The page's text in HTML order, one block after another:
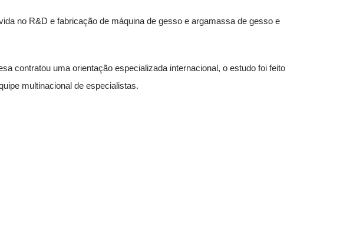
no R&D e fabricação de máquina de gesso e argamassa de gesso e
contratou uma orientação especializada internacional, o estudo foi feito
multinacional de especialistas.